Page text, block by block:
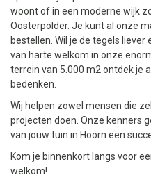
woont of in een moderne wijk
Oosterpolder. Je kunt al onze
bestellen. Wil je de tegels liever
van harte welkom in onze
terrein van 5.000 m2 ontdek je
bedenken.
Wij helpen zowel mensen die
projecten doen. Onze kenners
van jouw tuin in Hoorn een
Kom je binnenkort langs voor
welkom!